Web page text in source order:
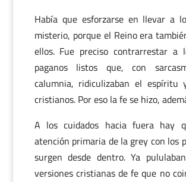
Había que esforzarse en llevar a
misterio, porque el Reino era
ellos. Fue preciso contrarrestar a
paganos listos que, con
calumnia, ridiculizaban el espíritu
cristianos. Por eso la fe se hizo,
A los cuidados hacia fuera hay
atención primaria de la grey con los
surgen desde dentro. Ya
versiones cristianas de fe que no